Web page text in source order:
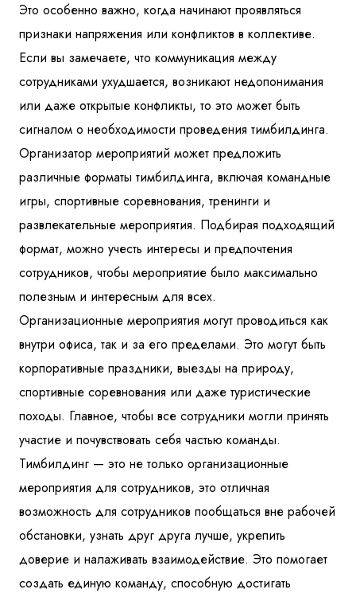
Это особенно важно, когда начинают проявляться
признаки напряжения или конфликтов в коллективе.
Если вы замечаете, что коммуникация между
сотрудниками ухудшается, возникают недопонимания
или даже открытые конфликты, то это может быть
сигналом о необходимости проведения тимбилдинга.
Организатор мероприятий может предложить
различные форматы тимбилдинга, включая командные
игры, спортивные соревнования, тренинги и
развлекательные мероприятия. Подбирая подходящий
формат, можно учесть интересы и предпочтения
сотрудников, чтобы мероприятие было максимально
полезным и интересным для всех.
Организационные мероприятия могут проводиться как
внутри офиса, так и за его пределами. Это могут быть
корпоративные праздники, выезды на природу,
спортивные соревнования или даже туристические
походы. Главное, чтобы все сотрудники могли принять
участие и почувствовать себя частью команды.
Тимбилдинг — это не только организационные
мероприятия для сотрудников, это отличная
возможность для сотрудников пообщаться вне рабочей
обстановки, узнать друг друга лучше, укрепить
доверие и налаживать взаимодействие. Это помогает
создать единую команду, способную достигать